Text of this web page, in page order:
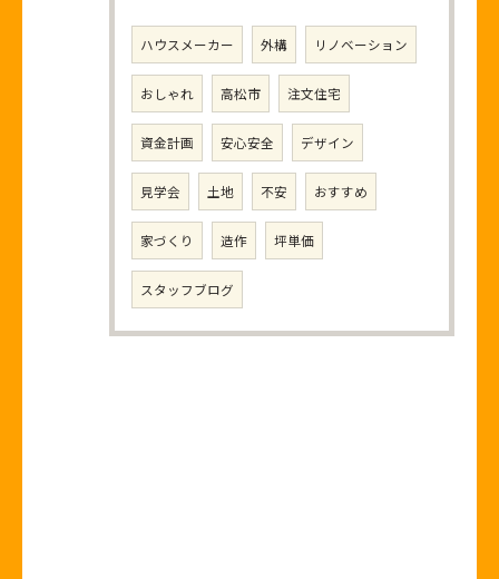
ハウスメーカー 外構 リノベーション
おしゃれ 高松市 注文住宅
資金計画 安心安全 デザイン
見学会 土地 不安 おすすめ
家づくり 造作 坪単価
スタッフブログ